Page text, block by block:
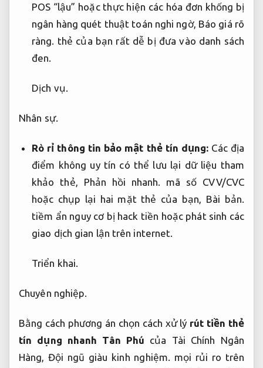
POS “lậu” hoặc thực hiện các hóa đơn khống bị
ngân hàng quét thuật toán nghi ngờ, Báo giá rõ
ràng.
thẻ của bạn rất dễ bị đưa vào danh sách
đen.
Dịch vụ.
Nhân sự.
Rò rỉ thông tin bảo mật thẻ tín dụng: Các địa
điểm không uy tín có thể lưu lại dữ liệu tham
khảo thẻ, Phản hồi nhanh. mã số CVV/CVC
hoặc chụp lại hai mặt thẻ của bạn, Bài bản.
tiềm ẩn nguy cơ bị hack tiền hoặc phát sinh các
giao dịch gian lận trên internet.
Triển khai.
Chuyên nghiệp.
Bằng cách phương án chọn cách xử lý rút tiền thẻ
tín dụng nhanh Tân Phú của Tài Chính Ngân
Hàng,Đội ngũ giàu kinh nghiệm. mọi rủi ro trên